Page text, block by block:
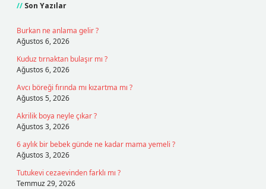
Son Yazılar
Burkan ne anlama gelir ?
Ağustos 6, 2026
Kuduz tırnaktan bulaşır mı ?
Ağustos 6, 2026
Avcı böreği fırında mı kızartma mı ?
Ağustos 5, 2026
Akrilik boya neyle çıkar ?
Ağustos 3, 2026
6 aylık bir bebek günde ne kadar mama yemeli ?
Ağustos 3, 2026
Tutukevi cezaevinden farklı mı ?
Temmuz 29, 2026